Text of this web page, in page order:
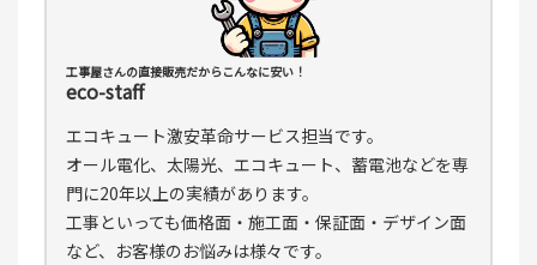
工事屋さんの直接販売だからこんなに安い！
eco-staff
エコキュート激安革命サービス担当です。
オール電化、太陽光、エコキュート、蓄電池などを専
門に20年以上の実績があります。
工事といっても価格面・施工面・保証面・デザイン面
など、お客様のお悩みは様々です。